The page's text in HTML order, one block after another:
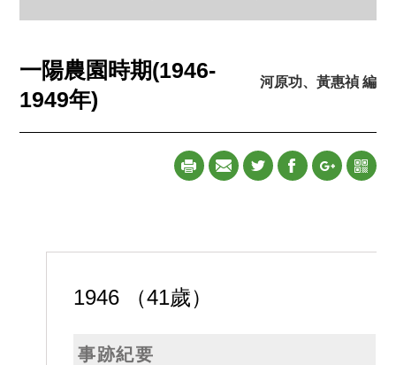
一陽農園時期(1946-
1949年)
河原功、黃惠禎 編
1946 （41歲）
事跡紀要